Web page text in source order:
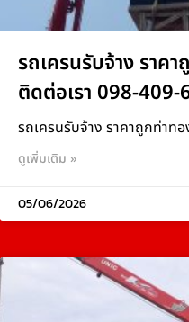
รถเครนรับจ้าง ราค
ติดต่อเรา 098-409-
รถเครนรับจ้าง ราคาถูกท่าท
ดูเพิ่มเติม »
05/06/2026